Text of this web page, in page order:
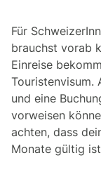
Für
brauchst vorab
Einreise
Touristenvisum.
und eine
vorweisen
achten, dass
Monate gültig